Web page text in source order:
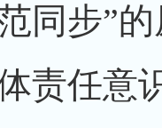
同步”
责任意